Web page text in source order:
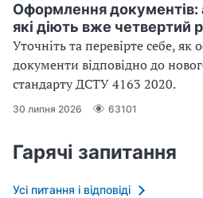
Оформлення документів:
які діють вже четвертий
Уточніть та перевірте себе,
документи відповідно до
стандарту ДСТУ 4163 2020.
30 липня 2026 63101
Гарячі запитання
Усі питання і відповіді